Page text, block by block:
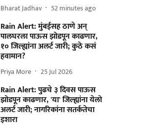
Bharat Jadhav 52 minutes ago
Rain Alert: मुंबईसह ठाणे अन्
पालघरला पाऊस झोडपून काढणार,
१० जिल्ह्यांना अलर्ट जारी; कुठे कसं
हवामान?
Priya More 25 Jul 2026
Rain Alert: पुढचे ३ दिवस पाऊस
झोडपून काढणार, 'या' जिल्ह्यांना येलो
अलर्ट जारी; नागरिकांना सतर्कतेचा
इशारा